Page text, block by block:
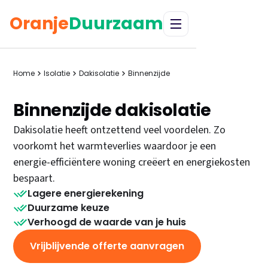
OranjeDuurzaam
Home Isolatie Dakisolatie Binnenzijde
Binnenzijde dakisolatie
Dakisolatie heeft ontzettend veel voordelen. Zo
voorkomt het warmteverlies waardoor je een
energie-efficiëntere woning creëert en energiekosten
bespaart.
Lagere energierekening
Duurzame keuze
Verhoogd de waarde van je huis
Vrijblijvende offerte aanvragen